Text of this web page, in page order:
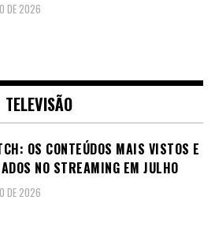
DE 2026
TELEVISÃO
OS CONTEÚDOS MAIS VISTOS E
NO STREAMING EM JULHO
DE 2026